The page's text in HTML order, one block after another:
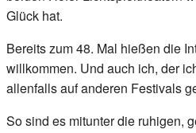
Glück hat.
Bereits zum 48. Mal hießen die
willkommen. Und auch ich, der
allenfalls auf anderen Festivals
So sind es mitunter die ruhigen,